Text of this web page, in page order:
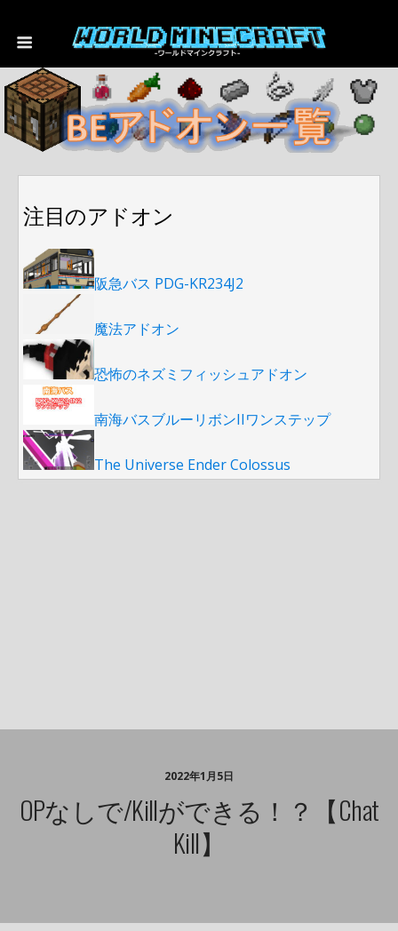
注目のアドオン
阪急バス PDG-KR234J2
魔法アドオン
恐怖のネズミフィッシュアドオン
南海バスブルーリボンIIワンステップ
The Universe Ender Colossus
2022年1月5日
OPなしで/killができる！？【Chat
Kill】